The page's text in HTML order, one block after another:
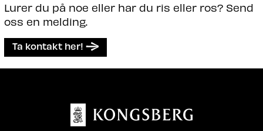
Lurer du på noe eller har du ris eller ros? Send
oss en melding.
Ta kontakt her!